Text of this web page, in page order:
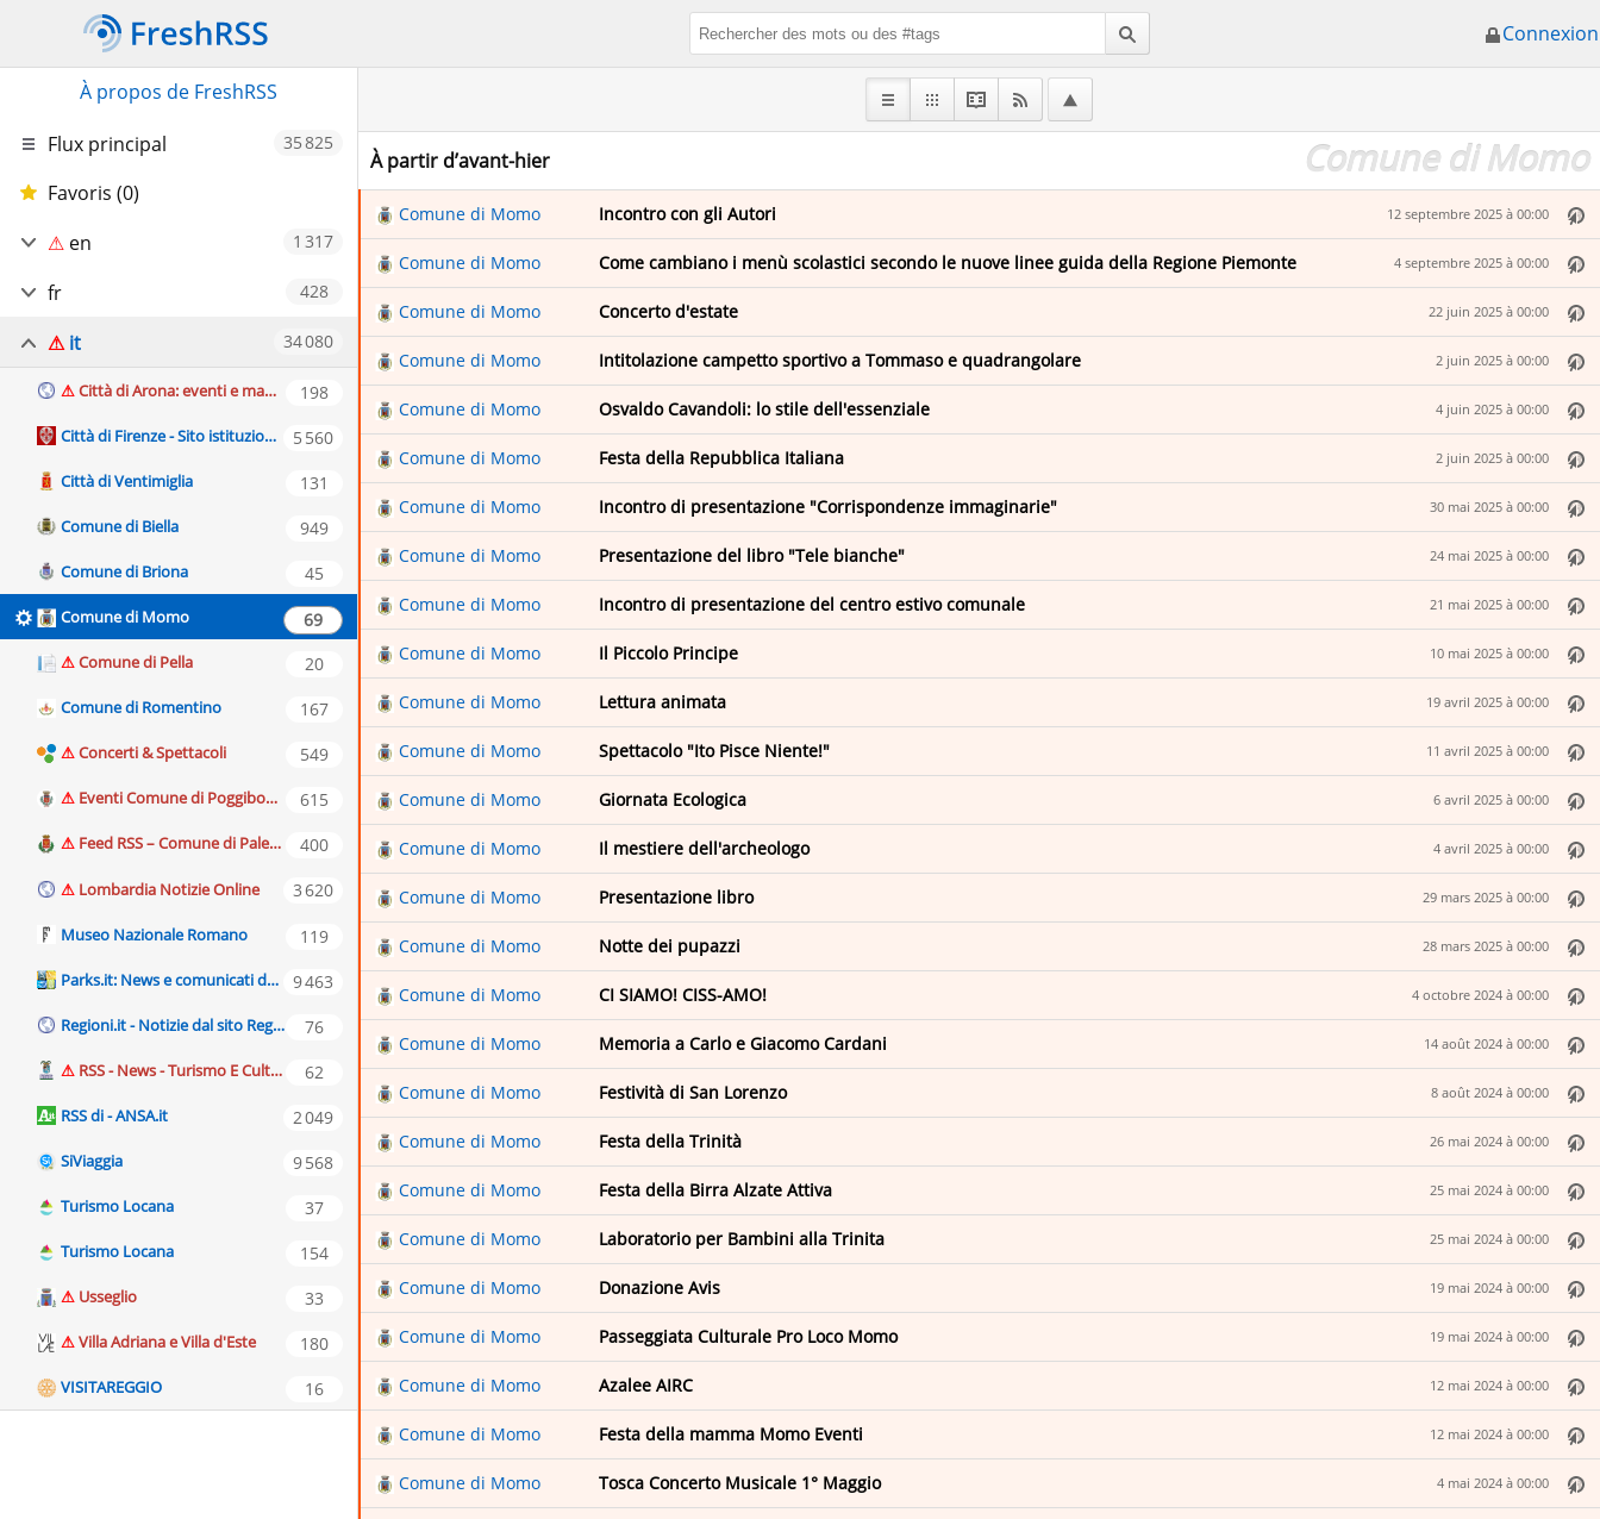
Connexion
À propos de FreshRSS
Flux principal
Favoris (0)
en
English
Museo Nazionale Romano
The Romewise Blog
VISITAREGGIO
fr
Italie .fr
Parks.it: Actualites
it
Città di Arona: eventi e manifestazioni
Città di Firenze - Sito istituzionale del comune di Firenze
Città di Ventimiglia
Comune di Biella
Comune di Briona
Comune di Momo
Comune di Pella
Comune di Romentino
Concerti & Spettacoli
Eventi Comune di Poggibonsi
Feed RSS – Comune di Palermo
Lombardia Notizie Online
Museo Nazionale Romano
Parks.it: News e comunicati dai Parchi
Regioni.it - Notizie dal sito Regioni.it - Turismo
RSS - News - Turismo E Cultura - Provincia di Brescia
RSS di - ANSA.it
SiViaggia
Turismo Locana
Turismo Locana
Usseglio
Villa Adriana e Villa d'Este
VISITAREGGIO
À partir d’avant-hier Comune di Momo
Comune di Momo Incontro con gli Autori 12 septembre 2025 à 00:00
Comune di Momo Come cambiano i menù scolastici secondo le nuove linee guida della Regione Piemonte 4 septembre 2025 à 00:00
Comune di Momo Concerto d'estate 22 juin 2025 à 00:00
Comune di Momo Intitolazione campetto sportivo a Tommaso e quadrangolare 2 juin 2025 à 00:00
Comune di Momo Osvaldo Cavandoli: lo stile dell'essenziale 4 juin 2025 à 00:00
Comune di Momo Festa della Repubblica Italiana 2 juin 2025 à 00:00
Comune di Momo Incontro di presentazione "Corrispondenze immaginarie" 30 mai 2025 à 00:00
Comune di Momo Presentazione del libro "Tele bianche" 24 mai 2025 à 00:00
Comune di Momo Incontro di presentazione del centro estivo comunale 21 mai 2025 à 00:00
Comune di Momo Il Piccolo Principe 10 mai 2025 à 00:00
Comune di Momo Lettura animata 19 avril 2025 à 00:00
Comune di Momo Spettacolo "Ito Pisce Niente!" 11 avril 2025 à 00:00
Comune di Momo Giornata Ecologica 6 avril 2025 à 00:00
Comune di Momo Il mestiere dell'archeologo 4 avril 2025 à 00:00
Comune di Momo Presentazione libro 29 mars 2025 à 00:00
Comune di Momo Notte dei pupazzi 28 mars 2025 à 00:00
Comune di Momo CI SIAMO! CISS-AMO! 4 octobre 2024 à 00:00
Comune di Momo Memoria a Carlo e Giacomo Cardani 14 août 2024 à 00:00
Comune di Momo Festività di San Lorenzo 8 août 2024 à 00:00
Comune di Momo Festa della Trinità 26 mai 2024 à 00:00
Comune di Momo Festa della Birra Alzate Attiva 25 mai 2024 à 00:00
Comune di Momo Laboratorio per Bambini alla Trinita 25 mai 2024 à 00:00
Comune di Momo Donazione Avis 19 mai 2024 à 00:00
Comune di Momo Passeggiata Culturale Pro Loco Momo 19 mai 2024 à 00:00
Comune di Momo Azalee AIRC 12 mai 2024 à 00:00
Comune di Momo Festa della mamma Momo Eventi 12 mai 2024 à 00:00
Comune di Momo Tosca Concerto Musicale 1° Maggio 4 mai 2024 à 00:00